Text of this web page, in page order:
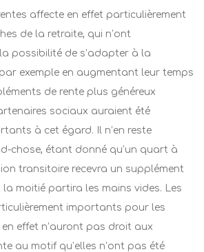
affecte en effet particulièrement
de la retraite, qui n’ont
possibilité de s’adapter à la
exemple en augmentant leur temps
de rente plus généreux
sociaux auraient été
à cet égard. Il n’en reste
chose, étant donné qu’un quart à
transitoire recevra un supplément
la moitié partira les mains vides. Les
importants pour les
effet n’auront pas droit aux
au motif qu’elles n’ont pas été